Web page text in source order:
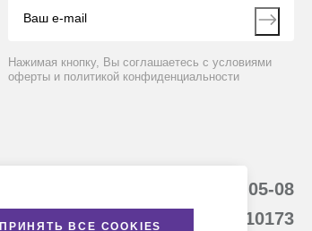
Нажимая кнопку, Вы соглашаетесь с условиями
оферты и политикой конфиденциальности
8 (800) 234-05-08
(+374 94) 010173
ПРИНЯТЬ ВСЕ COOKIES